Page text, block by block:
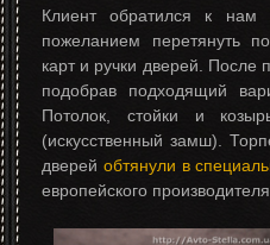
Клиент обратился к нам
пожеланием перетянуть
карт и ручки дверей. После
подобрав подходящий
Потолок, стойки и
(искусственный замш).
дверей обтянули в
европейского